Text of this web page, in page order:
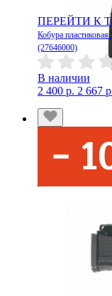
ПЕРЕЙТИ К
Кобура
(27646000)
В наличии
2 400 р. 2 667